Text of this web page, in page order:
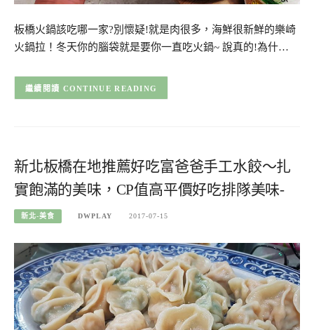
板橋火鍋該吃哪一家?別懷疑!就是肉很多，海鮮很新鮮的樂崎
火鍋拉！冬天你的腦袋就是要你一直吃火鍋~ 說真的!為什…
CONTINUE READING
新北板橋在地推薦好吃富爸爸手工水餃～扎
實飽滿的美味，CP值高平價好吃排隊美味-
新北-美食 DWPLAY 2017-07-15